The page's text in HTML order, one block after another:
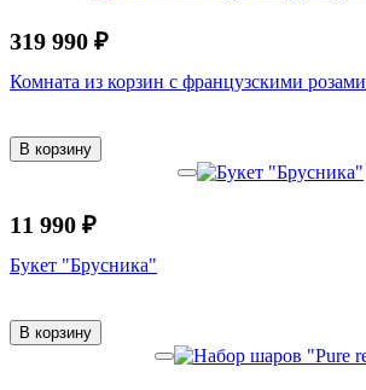
319 990 ₽
Комната из корзин с французскими розами
В корзину
11 990 ₽
Букет "Брусника"
В корзину